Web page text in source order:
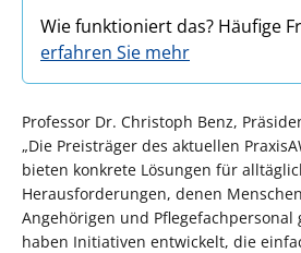
Wie funktioniert das? Häufige
erfahren Sie mehr
Professor Dr. Christoph Benz,
„Die Preisträger des aktuellen
bieten konkrete Lösungen für
Herausforderungen, denen
Angehörigen und Pflegefachpersonal
haben Initiativen entwickelt, die